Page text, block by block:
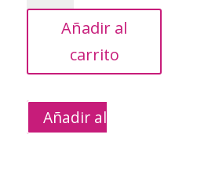
144Hilos
cantidadAñadir al
carrito
Añadir al